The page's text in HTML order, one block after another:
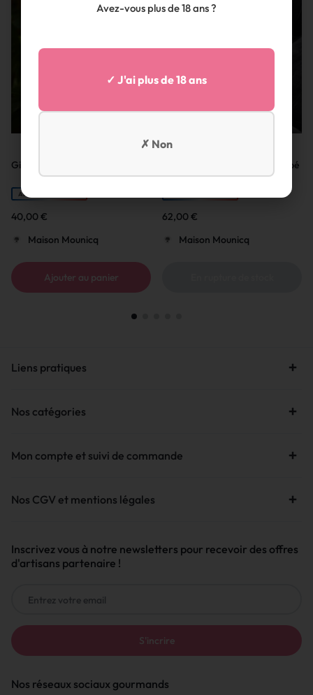
Gin Avem – Sylvia
ARTISAN FRANÇAIS
40,00€
Maison Mounicq
Ajouter au panier
Whisky ASSEMBLAGE – Tourbé
– Collection N°4
62,00€
Maison Mounicq
Liens pratiques
Nos catégories
Mon compte et suivi de commande
Nos CGV et mentions légales
Inscrivez vous à notre newsletters pour recevoir des offres
d'artisans partenaire !
Nos réseaux sociaux gourmands
Avez-vous plus de 18 ans ?
✓ J'ai plus de 18 ans
✗ Non